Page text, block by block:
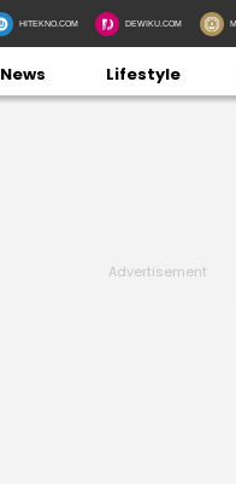
HITEKNO.COM DEWIKU.COM
News Lifestyle